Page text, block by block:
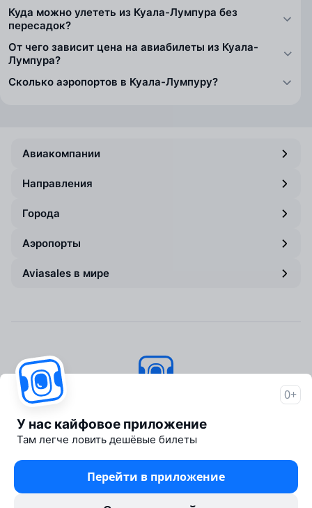
Куда можно улететь из Куала-Лумпура без
пересадок?
От чего зависит цена на авиабилеты из Куала-
Лумпура?
Сколько аэропортов в Куала-Лумпуру?
Авиакомпании
Направления
Города
Аэропорты
Aviasales в мире
Об Авиасейлс
Пресс‑центр
Travelpayouts
Партнёрская программа
0+
У нас кайфовое приложение
Там легче ловить дешёвые билеты
Перейти в приложение